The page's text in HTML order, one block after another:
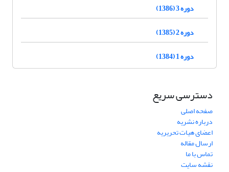
دوره 3 (1386)
دوره 2 (1385)
دوره 1 (1384)
دسترسی سریع
صفحه اصلی
درباره نشریه
اعضای هیات تحریریه
ارسال مقاله
تماس با ما
نقشه سایت